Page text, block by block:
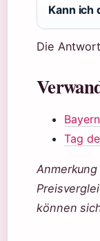
Kann ich
Die
Tag
können